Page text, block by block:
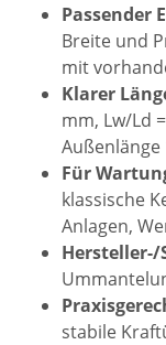
Passender
Breite und
mit
Klarer
mm, Lw/Ld
Außenlänge
Für
klassische
Anlagen,
stabile